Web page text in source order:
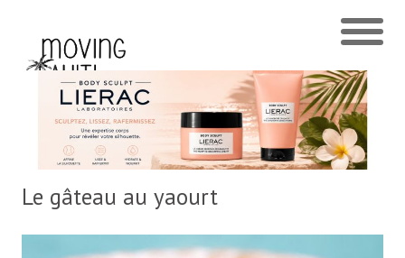
Le gâteau au yaourt